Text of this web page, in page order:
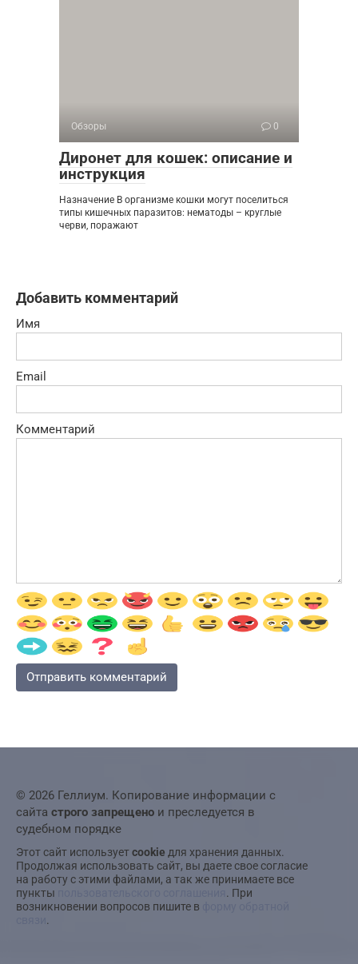
Обзоры 0
Диронет для кошек: описание и
инструкция
Назначение В организме кошки могут поселиться
типы кишечных паразитов: нематоды – круглые
черви, поражают
Добавить комментарий
Имя
Email
Комментарий
© 2026 Геллиум. Копирование информации с
сайта строго запрещено и преследуется в
судебном порядке
Этот сайт используетcookie для хранения данных.
Продолжая использовать сайт, вы даете свое согласие
на работу с этими файлами, а так же принимаете все
пункты
. При
возникновении вопросов пишите в
.